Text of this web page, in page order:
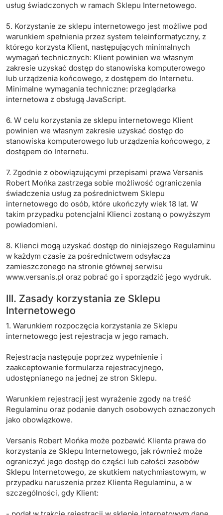
usług świadczonych w ramach Sklepu Internetowego.
5. Korzystanie ze sklepu internetowego jest możliwe pod
warunkiem spełnienia przez system teleinformatyczny, z
którego korzysta Klient, następujących minimalnych
wymagań technicznych: Klient powinien we własnym
zakresie uzyskać dostęp do stanowiska komputerowego
lub urządzenia końcowego, z dostępem do Internetu.
Minimalne wymagania techniczne: przeglądarka
internetowa z obsługą JavaScript.
6. W celu korzystania ze sklepu internetowego Klient
powinien we własnym zakresie uzyskać dostęp do
stanowiska komputerowego lub urządzenia końcowego, z
dostępem do Internetu.
7. Zgodnie z obowiązującymi przepisami prawa Versanis
Robert Mońka zastrzega sobie możliwość ograniczenia
świadczenia usług za pośrednictwem Sklepu
internetowego do osób, które ukończyły wiek 18 lat. W
takim przypadku potencjalni Klienci zostaną o powyższym
powiadomieni.
8. Klienci mogą uzyskać dostęp do niniejszego Regulaminu
w każdym czasie za pośrednictwem odsyłacza
zamieszczonego na stronie głównej serwisu
www.versanis.pl oraz pobrać go i sporządzić jego wydruk.
III. Zasady korzystania ze Sklepu
Internetowego
1. Warunkiem rozpoczęcia korzystania ze Sklepu
internetowego jest rejestracja w jego ramach.
Rejestracja następuje poprzez wypełnienie i
zaakceptowanie formularza rejestracyjnego,
udostępnianego na jednej ze stron Sklepu.
Warunkiem rejestracji jest wyrażenie zgody na treść
Regulaminu oraz podanie danych osobowych oznaczonych
jako obowiązkowe.
Versanis Robert Mońka może pozbawić Klienta prawa do
korzystania ze Sklepu Internetowego, jak również może
ograniczyć jego dostęp do części lub całości zasobów
Sklepu Internetowego, ze skutkiem natychmiastowym, w
przypadku naruszenia przez Klienta Regulaminu, a w
szczególności, gdy Klient: